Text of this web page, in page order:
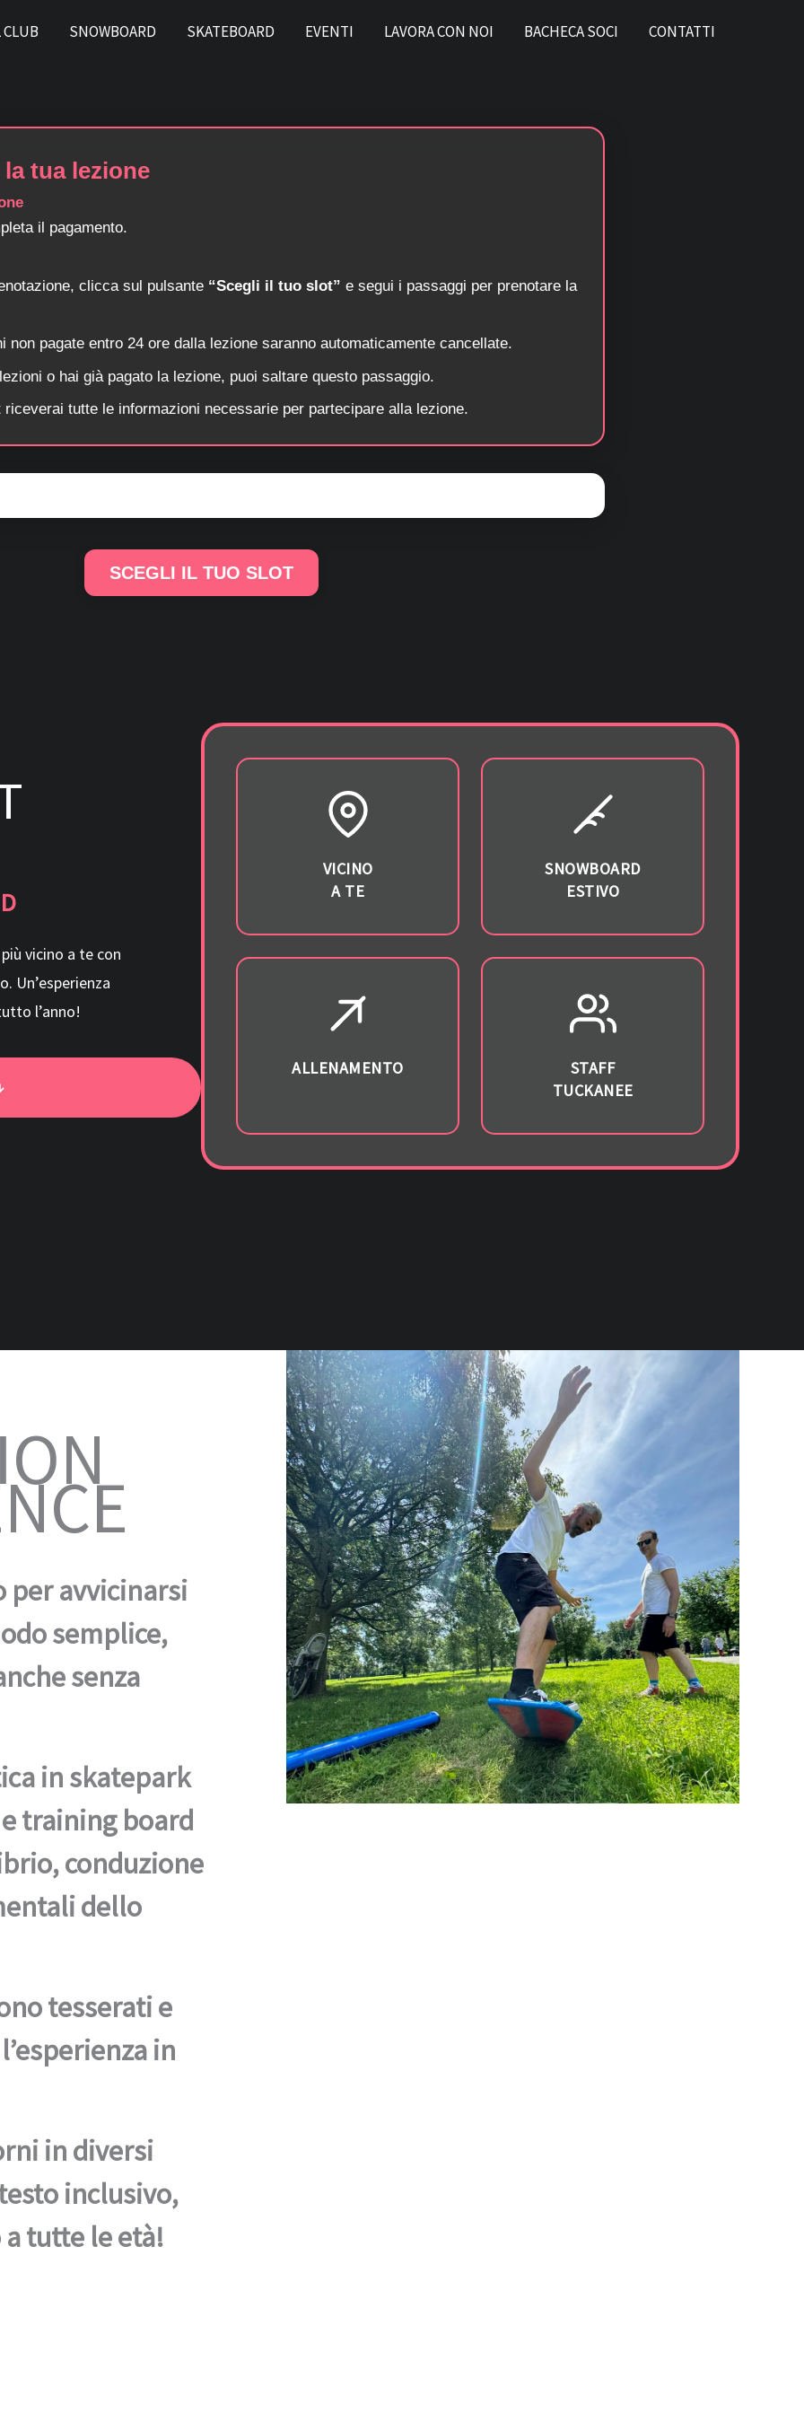
CLUB SNOWBOARD SKATEBOARD EVENTI LAVORA CON NOI BACHECA SOCI CONTATTI
tua lezione
il pagamento.
clicca sul pulsante “Scegli il tuo slot” e segui i passaggi per prenotare la
non pagate entro 24 ore dalla lezione saranno automaticamente cancellate.
o hai già pagato la lezione, puoi saltare questo passaggio.
tutte le informazioni necessarie per partecipare alla lezione.
SCEGLI IL TUO SLOT
vicino a te con
Un’esperienza
l’anno!
VICINO
A TE
SNOWBOARD
ESTIVO
ALLENAMENTO
STAFF
TUCKANEE
per avvicinarsi
semplice,
senza
in skatepark
training board
conduzione
dello
tesserati e
in
in diversi
inclusivo,
tutte le età!